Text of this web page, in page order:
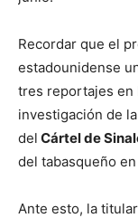
Recordar que el
estadounidense
tres reportajes en
investigación de
del Cártel de
del tabasqueño
Ante esto, la